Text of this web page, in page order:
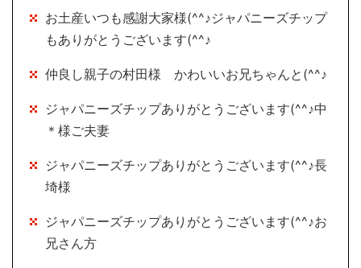
お土産いつも感謝大家様(^^♪ジャパニーズチップ
もありがとうございます(^^♪
仲良し親子の村田様 かわいいお兄ちゃんと(^^♪
ジャパニーズチップありがとうございます(^^♪中
＊様ご夫妻
ジャパニーズチップありがとうございます(^^♪長
埼様
ジャパニーズチップありがとうございます(^^♪お
兄さん方